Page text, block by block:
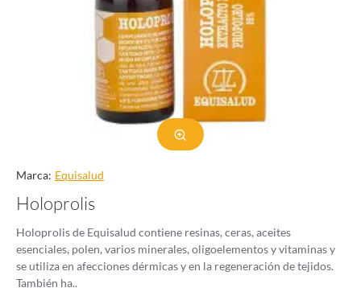
Marca: Equisalud
Holoprolis
Holoprolis de Equisalud contiene resinas, ceras, aceites
esenciales, polen, varios minerales, oligoelementos y vitaminas y
se utiliza en afecciones dérmicas y en la regeneración de tejidos.
También ha..